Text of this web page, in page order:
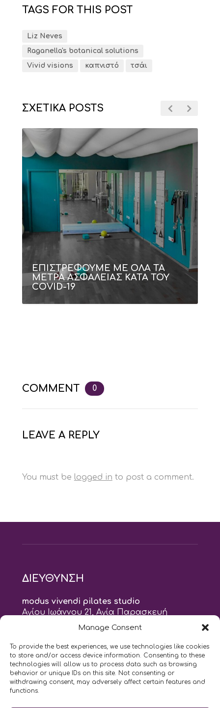
Manage Consent
To provide the best experiences, we use technologies like cookies
to store and/or access device information. Consenting to these
technologies will allow us to process data such as browsing
behavior or unique IDs on this site. Not consenting or
withdrawing consent, may adversely affect certain features and
functions.
TAGS FOR THIS POST
Liz Neves
Raganella's botanical solutions
Vivid visions
καπνιστό τσάι
ΣΧΕΤΙΚΑ POSTS
ΕΠΙΣΤΡΕΦΟΥΜΕ ΜΕ ΟΛΑ ΤΑ
ΜΕΤΡΑ ΑΣΦΑΛΕΙΑΣ ΚΑΤΑ ΤΟΥ
COVID-19
COMMENT 0
LEAVE A REPLY
You must be logged in to post a comment.
ΔΙΕΥΘΥΝΣΗ
modus vivendi pilates studio
Αγίου Ιωάννου 21, Αγία Παρασκευή
τηλ: 210 6082152
naskari.d@modusvivendi-pilates.gr
ΣΗΜΕΡΑ ΕΙΝΑΙ 07/08
10:00 - 2:00